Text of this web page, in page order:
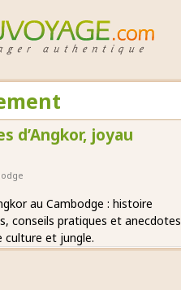
d’Angkor, joyau
au Cambodge : histoire
conseils pratiques et anecdotes
culture et jungle.